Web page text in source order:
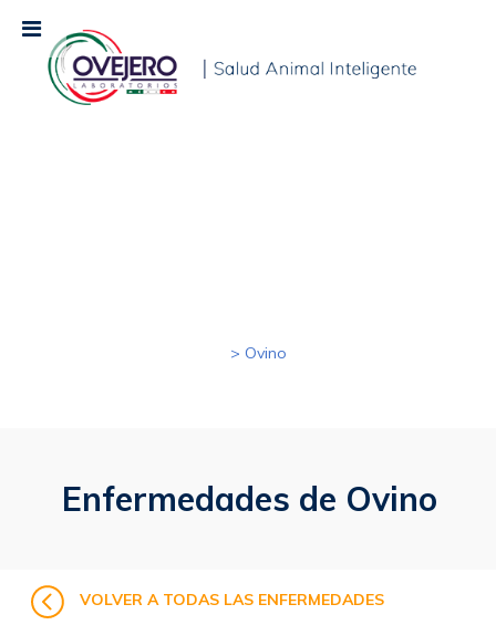
> Ovino
Enfermedades de Ovino
VOLVER A TODAS LAS ENFERMEDADES